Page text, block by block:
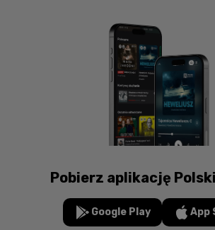
Pobierz aplikację
Google Play App